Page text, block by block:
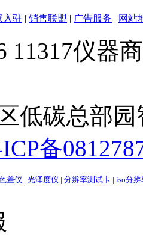
入驻 | 销售联盟 | 广告服务 | 网站
11317仪器
低碳总部
备
差仪 | 光泽度仪 | 分辨率测试卡 | iso分